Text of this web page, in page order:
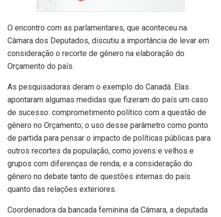
O encontro com as parlamentares, que aconteceu na
Câmara dos Deputados, discutiu a importância de levar em
consideração o recorte de gênero na elaboração do
Orçamento do país.
As pesquisadoras deram o exemplo do Canadá. Elas
apontaram algumas medidas que fizeram do país um caso
de sucesso: comprometimento político com a questão de
gênero no Orçamento; o uso desse parâmetro como ponto
de partida para pensar o impacto de políticas públicas para
outros recortes da população, como jovens e velhos e
grupos com diferenças de renda; e a consideração do
gênero no debate tanto de questões internas do país
quanto das relações exteriores.
Coordenadora da bancada feminina da Câmara, a deputada